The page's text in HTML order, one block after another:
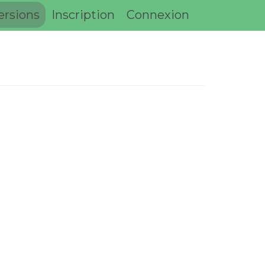
Inscription Connexion